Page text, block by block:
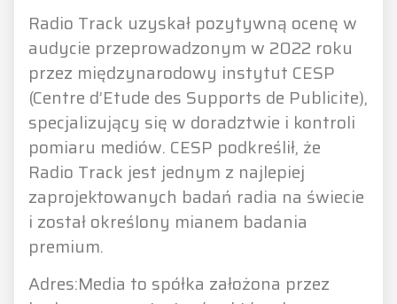
Radio Track uzyskał pozytywną ocenę w
audycie przeprowadzonym w 2022 roku
przez międzynarodowy instytut CESP
(Centre d’Etude des Supports de Publicite),
specjalizujący się w doradztwie i kontroli
pomiaru mediów. CESP podkreślił, że
Radio Track jest jednym z najlepiej
zaprojektowanych badań radia na świecie
i został określony mianem badania
premium.
Adres:Media to spółka założona przez